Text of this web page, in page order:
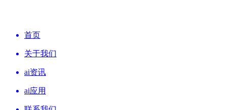
首页
关于我们
ai资讯
ai应用